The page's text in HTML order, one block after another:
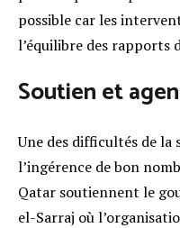
possible car les
l’équilibre des rapports
Soutien et
Une des difficultés de
l’ingérence de bon
Qatar soutiennent le
el-Sarraj où